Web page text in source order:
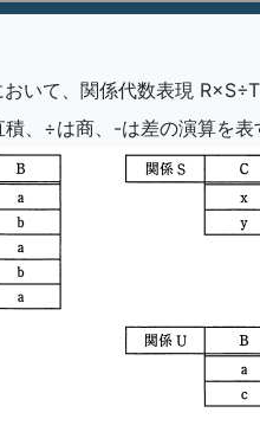
いて、関係代数表現
、÷は商、-は差の演算を表